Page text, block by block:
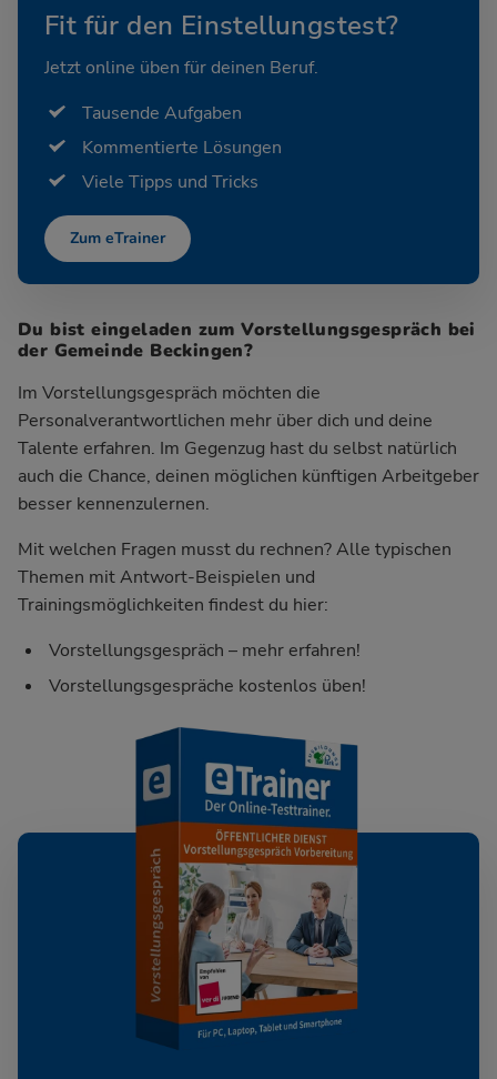
Fit für den Einstellungstest?
Jetzt online üben für deinen Beruf.
Tausende Aufgaben
Kommentierte Lösungen
Viele Tipps und Tricks
Zum eTrainer
Du bist eingeladen zum Vorstellungsgespräch bei
der Gemeinde Beckingen?
Im Vorstellungsgespräch möchten die
Personalverantwortlichen mehr über dich und deine
Talente erfahren. Im Gegenzug hast du selbst natürlich
auch die Chance, deinen möglichen künftigen Arbeitgeber
besser kennenzulernen.
Mit welchen Fragen musst du rechnen? Alle typischen
Themen mit Antwort-Beispielen und
Trainingsmöglichkeiten findest du hier:
Vorstellungsgespräch – mehr erfahren!
Vorstellungsgespräche kostenlos üben!